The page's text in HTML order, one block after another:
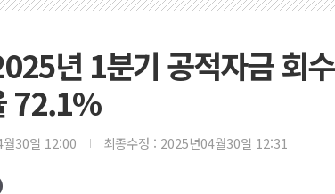
년 1분기 공적자금 회
72.1%
30일 12:00 최종수정 : 2025년04월30일 12:31